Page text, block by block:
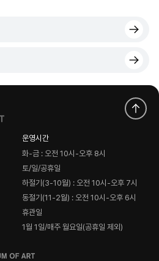
운영시간
화-금 : 오전 10시-오후 8시
토/일/공휴일
하절기(3-10월) : 오전 10시-오후 7시
동절기(11-2월) : 오전 10시-오후 6시
휴관일
1월 1일/매주 월요일(공휴일 제외)